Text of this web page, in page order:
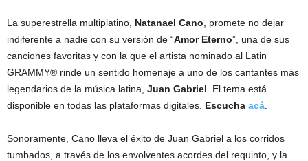
La superestrella multiplatino, Natanael Cano , promete no dejar
indiferente a nadie con su versión de “Amor Eterno”, una de sus
canciones favoritas y con la que el artista nominado al Latin
GRAMMY® rinde un sentido homenaje a uno de los cantantes más
legendarios de la música latina, Juan Gabriel . El tema está
disponible en todas las plataformas digitales. Escucha acá
Sonoramente, Cano lleva el éxito de Juan Gabriel a los corridos
tumbados, a través de los envolventes acordes del requinto, y la